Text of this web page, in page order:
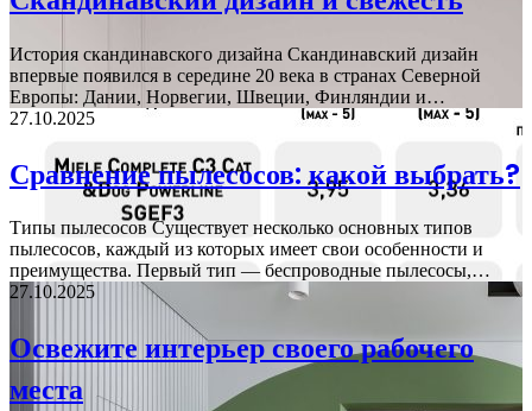
История скандинавского дизайна Скандинавский дизайн
впервые появился в середине 20 века в странах Северной
Европы: Дании, Норвегии, Швеции, Финляндии и…
27.10.2025
Сравнение пылесосов: какой выбрать?
Типы пылесосов Существует несколько основных типов
пылесосов, каждый из которых имеет свои особенности и
преимущества. Первый тип — беспроводные пылесосы,…
27.10.2025
Освежите интерьер своего рабочего
места